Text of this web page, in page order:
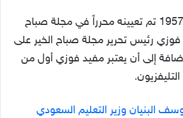
بعد ذلك وفي عام 1957 تم تعيينه محرراً في مجلة صباح
فوزي رئيس تحرير مجلة صباح الخير على
بالإضافة إلى أن يعتبر مفيد فوزي أول من
البنيان وزير التعليم السعودي